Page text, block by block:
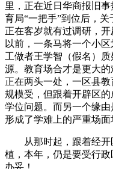
里，正在近日华商报旧
育局“一把手”到位后，
正在客岁就有过调研，
以前，一条马将一个小
工做者王学智（假名）
源。教育场合才是更大
正在两头一处，一区县
规模受，但跟着开辟区
学位问题。而另一个缘由
形成了学难上的严重场面
从那时起，跟着经开
植，本年，仍是要受行
办妥！